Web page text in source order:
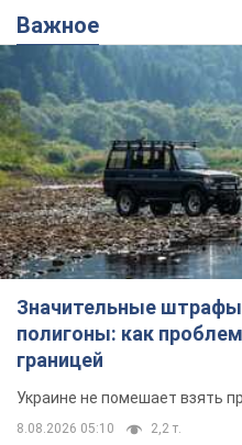
Важное
Значительные
полигоны: как
границей
Украине не помешает взять
8.08.2026 05:10 2,2 т.